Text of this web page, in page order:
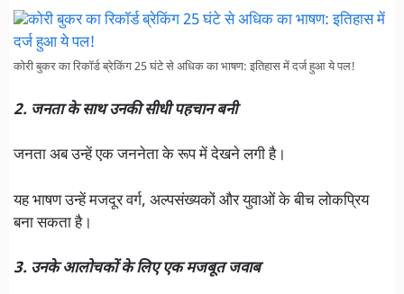
कोरी बुकर का रिकॉर्ड ब्रेकिंग 25 घंटे से अधिक का भाषण: इतिहास में दर्ज हुआ ये पल!
2. जनता के साथ उनकी सीधी पहचान बनी
जनता अब उन्हें एक जननेता के रूप में देखने लगी है।
यह भाषण उन्हें मजदूर वर्ग, अल्पसंख्यकों और युवाओं के बीच लोकप्रिय
बना सकता है।
3. उनके आलोचकों के लिए एक मजबूत जवाब